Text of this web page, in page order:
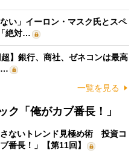
い」イーロン・マスク氏とスペ
絶対…
】銀行、商社、ゼネコンは最高
…
一覧を見る
ク「俺がカブ番長！」
さないトレンド見極め術 投資コ
番長！」【第11回】